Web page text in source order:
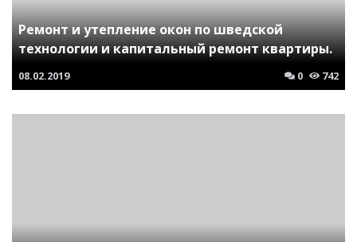
Ремонт и утепление окон по шведской
технологии и капитальный ремонт квартиры.
08.02.2019 0 742